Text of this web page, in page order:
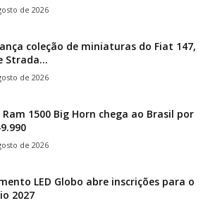
de 2026
coleção de miniaturas do Fiat 147,
Strada...
de 2026
Ram 1500 Big Horn chega ao Brasil por
de 2026
LED Globo abre inscrições para o
2027